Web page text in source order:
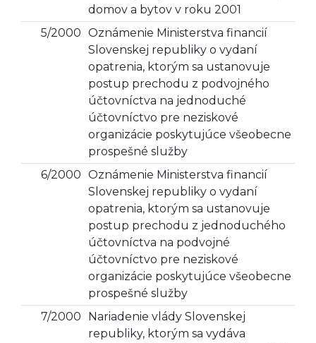
domov a bytov v roku 2001
5/2000 Oznámenie Ministerstva financií
Slovenskej republiky o vydaní
opatrenia, ktorým sa ustanovuje
postup prechodu z podvojného
účtovníctva na jednoduché
účtovníctvo pre neziskové
organizácie poskytujúce všeobecne
prospešné služby
6/2000 Oznámenie Ministerstva financií
Slovenskej republiky o vydaní
opatrenia, ktorým sa ustanovuje
postup prechodu z jednoduchého
účtovníctva na podvojné
účtovníctvo pre neziskové
organizácie poskytujúce všeobecne
prospešné služby
7/2000
Nariadenie vlády Slovenskej
republiky, ktorým sa vydáva